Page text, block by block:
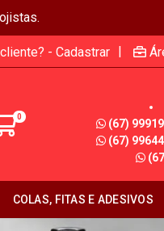
- Cadastrar |
0
(67)
(67)
COLAS, FITAS E ADESIVOS